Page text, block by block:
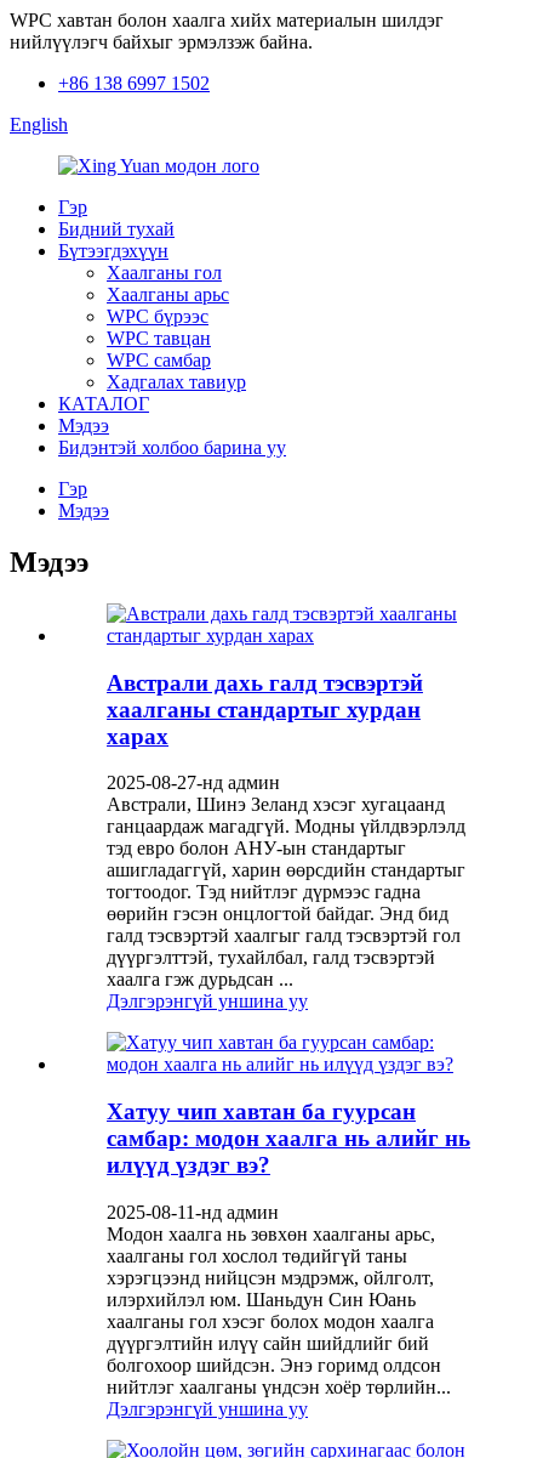
WPC хавтан болон хаалга хийх материалын шилдэг
нийлүүлэгч байхыг эрмэлзэж байна.
+86 138 6997 1502
English
Гэр
Бидний тухай
Бүтээгдэхүүн
Хаалганы гол
Хаалганы арьс
WPC бүрээс
WPC тавцан
WPC самбар
Хадгалах тавиур
КАТАЛОГ
Мэдээ
Бидэнтэй холбоо барина уу
Гэр
Мэдээ
Мэдээ
Австрали дахь галд тэсвэртэй
хаалганы стандартыг хурдан
харах
2025-08-27-нд админ
Австрали, Шинэ Зеланд хэсэг хугацаанд
ганцаардаж магадгүй. Модны үйлдвэрлэлд
тэд евро болон АНУ-ын стандартыг
ашигладаггүй, харин өөрсдийн стандартыг
тогтоодог. Тэд нийтлэг дүрмээс гадна
өөрийн гэсэн онцлогтой байдаг. Энд бид
галд тэсвэртэй хаалгыг галд тэсвэртэй гол
дүүргэлттэй, тухайлбал, галд тэсвэртэй
хаалга гэж дурьдсан ...
Дэлгэрэнгүй уншина уу
Хатуу чип хавтан ба гуурсан
самбар: модон хаалга нь алийг нь
илүүд үздэг вэ?
2025-08-11-нд админ
Модон хаалга нь зөвхөн хаалганы арьс,
хаалганы гол хослол төдийгүй таны
хэрэгцээнд нийцсэн мэдрэмж, ойлголт,
илэрхийлэл юм. Шаньдун Син Юань
хаалганы гол хэсэг болох модон хаалга
дүүргэлтийн илүү сайн шийдлийг бий
болгохоор шийдсэн. Энэ горимд олдсон
нийтлэг хаалганы үндсэн хоёр төрлийн...
Дэлгэрэнгүй уншина уу